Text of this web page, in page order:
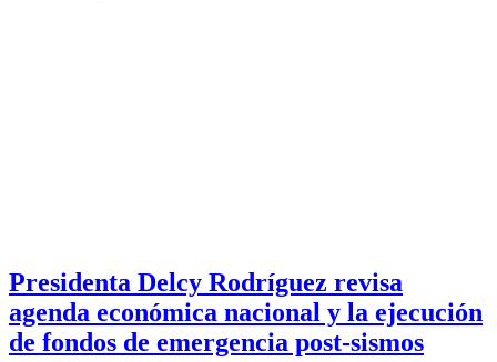
Presidenta Delcy Rodríguez revisa
agenda económica nacional y la ejecución
de fondos de emergencia post-sismos